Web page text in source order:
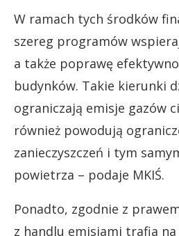
W ramach tych środków
szereg programów
a także poprawę
budynków. Takie kierunki
ograniczają emisje gazów
również powodują
zanieczyszczeń i tym
powietrza – podaje MKIŚ.
Ponadto, zgodnie z
z handlu emisjami trafia na